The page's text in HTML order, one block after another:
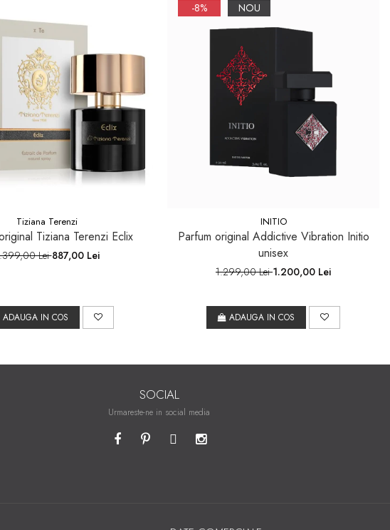
Tiziana Terenzi
Tiziana Terenzi Eclix
Lei887,00 Lei
ADAUGA IN COS
-8% NOU
INITIO
Parfum original Addictive Vibration Initio
unisex
1.299,00 Lei1.200,00 Lei
ADAUGA IN COS
SOCIAL
Urmareste-ne in social media